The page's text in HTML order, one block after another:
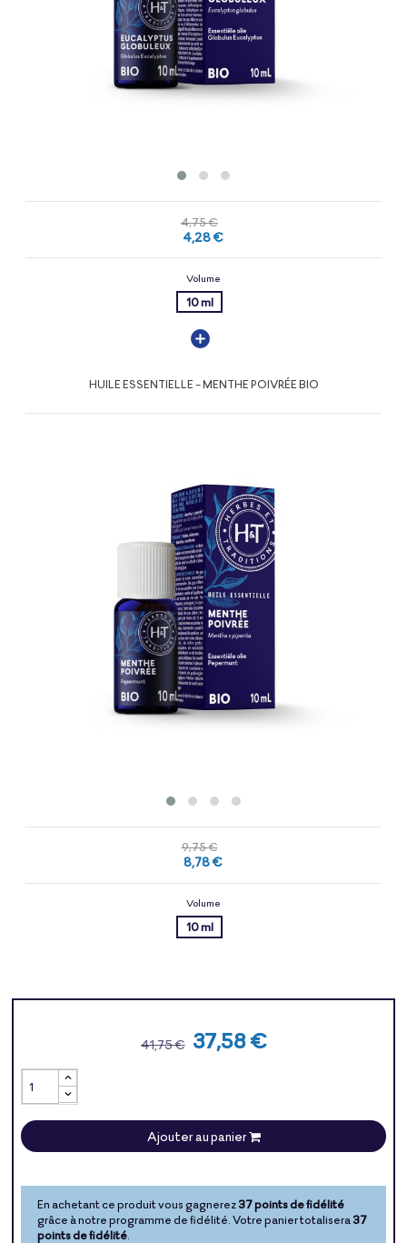
4,75 €
4,28 €
Volume
10 ml
HUILE ESSENTIELLE - MENTHE POIVRÉE BIO
9,75 €
8,78 €
Volume
10 ml
41,75 € 37,58 €
Ajouter au panier
En achetant ce produit vous gagnerez37 points de fidélité
grâce à notre programme de fidélité. Votre panier totalisera 37
points de fidélité